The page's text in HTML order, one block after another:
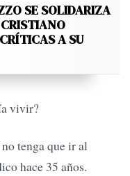
SE SOLIDARIZA
A SU
vivir?
tenga que ir al
hace 35 años.